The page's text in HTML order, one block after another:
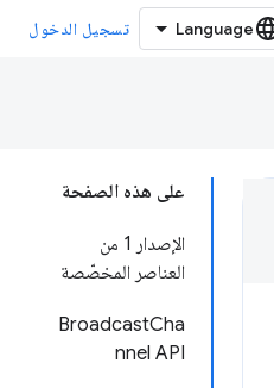
تسجيل الدخول
على هذه الصفحة
الإصدار 1 من
العناصر المخصّصة
BroadcastCha
nnel API